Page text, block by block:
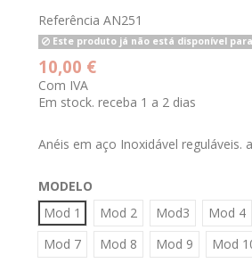
Referência AN251
Este produto já não está disponível
10,00 €
Com IVA
Em stock. receba 1 a 2 dias
Anéis em aço Inoxidável reguláveis.
MODELO
Mod 1
Mod 2 Mod3 Mod 4
Mod 7
Mod 8 Mod 9 Mod